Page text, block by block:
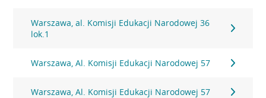
Warszawa, al. Komisji Edukacji Narodowej 36
lok.1
Warszawa, Al. Komisji Edukacji Narodowej 57
Warszawa, Al. Komisji Edukacji Narodowej 57